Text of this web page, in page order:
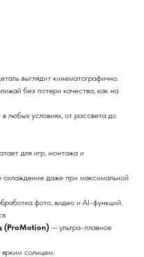
выглядит кинематографично.
без потери качества, как на
любых условиях, от рассвета до
для игр, монтажа и
охлаждение даже при максимальной
фото, видео и AI-функций.
(ProMotion) — ультра-плавное
солнцем.